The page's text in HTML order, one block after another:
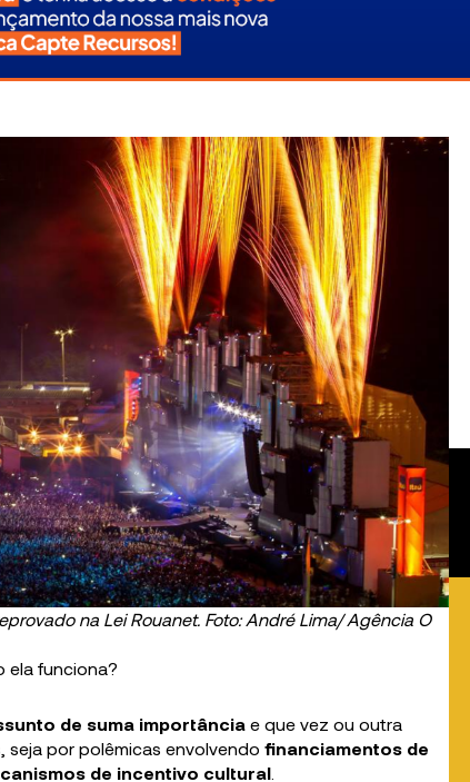
na Lei Rouanet. Foto: André Lima/ Agência O
ela funciona?
de suma importância e que vez ou outra
seja por polêmicas envolvendo financiamentos de
de incentivo cultural